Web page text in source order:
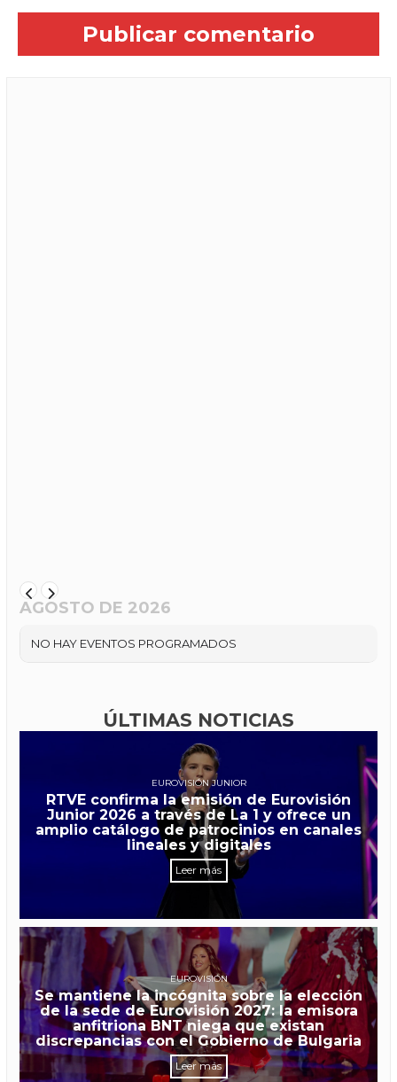
AGOSTO DE 2026
NO HAY EVENTOS PROGRAMADOS
ÚLTIMAS NOTICIAS
EUROVISIÓN JUNIOR
RTVE confirma la emisión de Eurovisión
Junior 2026 a través de La 1 y ofrece un
amplio catálogo de patrocinios en canales
lineales y digitales
Leer más
EUROVISIÓN
Se mantiene la incógnita sobre la elección
de la sede de Eurovisión 2027: la emisora
anfitriona BNT niega que existan
discrepancias con el Gobierno de Bulgaria
Leer más